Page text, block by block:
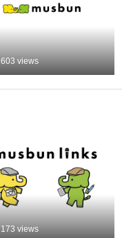
603 views
173 views